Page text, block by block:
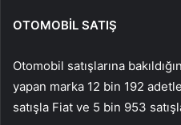
OTOMOBİL SATIŞ
Otomobil satışlarına
yapan marka 12 bin 192
satışla Fiat ve 5 bin 953